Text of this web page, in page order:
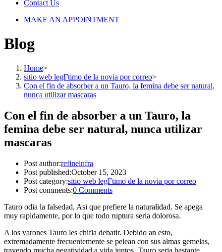
Contact Us
MAKE AN APPOINTMENT
Blog
Home>
sitio web legГ­timo de la novia por correo>
Con el fin de absorber a un Tauro, la femina debe ser natural,
nunca utilizar mascaras
Con el fin de absorber a un Tauro, la
femina debe ser natural, nunca utilizar
mascaras
Post author:refineinfra
Post published:October 15, 2023
Post category:sitio web legГ­timo de la novia por correo
Post comments:0 Comments
Tauro odia la falsedad, Asi que prefiere la naturalidad. Se apega
muy rapidamente, por lo que todo ruptura seri­a dolorosa.
A los varones Tauro les chifla debatir. Debido an esto,
extremadamente frecuentemente se pelean con sus almas gemelas,
trayendo mucha negatividad a vida juntos. Tauro seri­a bastante